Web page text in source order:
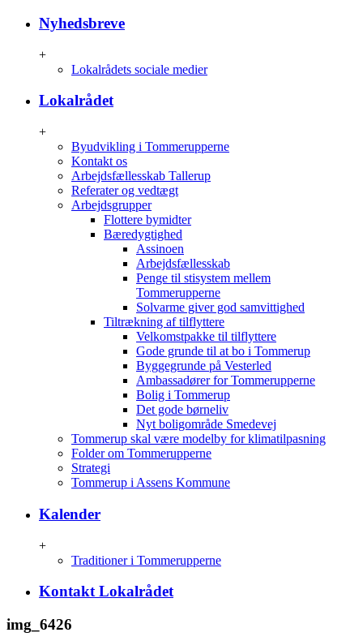
Nyhedsbreve
+
Lokalrådets sociale medier
Lokalrådet
+
Byudvikling i Tommerupperne
Kontakt os
Arbejdsfællesskab Tallerup
Referater og vedtægt
Arbejdsgrupper
Flottere bymidter
Bæredygtighed
Assinoen
Arbejdsfællesskab
Penge til stisystem mellem
Tommerupperne
Solvarme giver god samvittighed
Tiltrækning af tilflyttere
Velkomstpakke til tilflyttere
Gode grunde til at bo i Tommerup
Byggegrunde på Vesterled
Ambassadører for Tommerupperne
Bolig i Tommerup
Det gode børneliv
Nyt boligområde Smedevej
Tommerup skal være modelby for klimatilpasning
Folder om Tommerupperne
Strategi
Tommerup i Assens Kommune
Kalender
+
Traditioner i Tommerupperne
Kontakt Lokalrådet
img_6426